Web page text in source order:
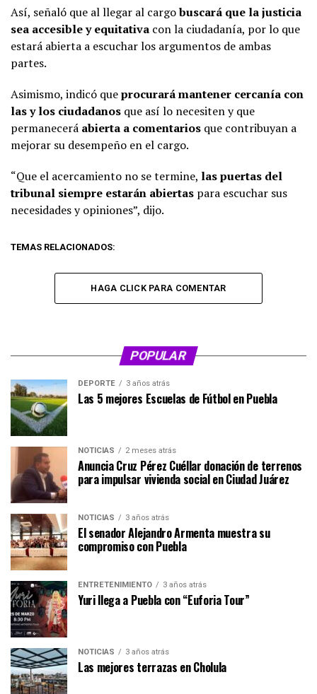
Así, señaló que al llegar al cargobuscará que la justicia
sea accesible y equitativa con la ciudadanía, por lo que
estará abierta a escuchar los argumentos de ambas
partes.
Asimismo, indicó queprocurará mantener cercanía con
las y los ciudadanos que así lo necesiten y que
permanecerá abierta a comentarios que contribuyan a
mejorar su desempeño en el cargo.
“Que el acercamiento no se termine, las puertas del
tribunal siempre estarán abiertas para escuchar sus
necesidades y opiniones”, dijo.
TEMAS RELACIONADOS:
HAGA CLICK PARA COMENTAR
POPULAR
DEPORTE 3 años atrás
Las 5 mejores Escuelas de Fútbol en Puebla
NOTICIAS 2 meses atrás
Anuncia Cruz Pérez Cuéllar donación de terrenos
para impulsar vivienda social en Ciudad Juárez
NOTICIAS 3 años atrás
El senador Alejandro Armenta muestra su
compromiso con Puebla
ENTRETENIMIENTO 3 años atrás
Yuri llega a Puebla con “Euforia Tour”
NOTICIAS 3 años atrás
Las mejores terrazas en Cholula